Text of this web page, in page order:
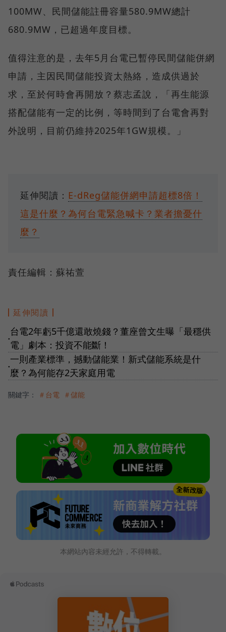
100MW、民間儲能註冊容量580.9MW總計
680.9MW，已超過年度目標。
值得注意的是，去年5月台電已暫停民間儲能併網
申請，主因民間儲能投資太熱絡，造成供過於
求，至於何時會再開放？蔡志孟說，「再生能源
搭配儲能有一定的比例，等時間到了台電會再對
外說明，目前仍維持2025年1GW規模。」
延伸閱讀： E-dReg儲能併網申請超標8倍！
這是什麼？為何台電緊急喊卡？業者擔憂什
麼？
責任編輯：蘇祐萱
延伸閱讀
●
台電2年虧5千億還敢燒錢？董座曾文生曝「最穩供
電」劇本：投資不能斷！
●
一則產業標準，撼動儲能業！新式儲能系統是什
麼？為何能存2天家庭用電
關鍵字： ＃台電 ＃儲能
本網站內容未經允許，不得轉載。